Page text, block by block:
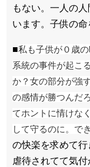
もない。一人の
います。子供の命
■私も子供が０歳
系統の事件が起こ
か？女の部分が強
の感情が勝つんだ
てホントに情けな
して守るのに。で
の快楽を求めて
虐待されてて気